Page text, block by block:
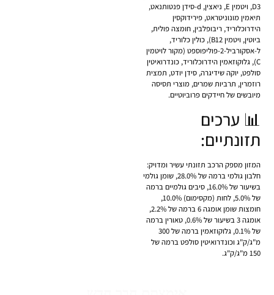
D3, ויטמין E, ניאצין, d-סידן פנטותנאט,
תיאמין מונוניטראט, פירידוקסין
הידרוכלוריד, ריבופלבין, חומצה פולית,
ביוטין, ויטמין B12), כולין כלוריד,
ל-אסקורביל-2-פוליפוספט (מקור לויטמין
C), גלוקוזאמין הידרוכלוריד, כונדרואיטין
סולפט, יוקה שידיגרה, סידן יודט, תמצית
רוזמרין, תרביות שמרים, מוצרי תסיסה
מיובשים של חיידקים פרוביוטיים.
📊 ערכים
תזונתיים:
המזון מספק הרכב תזונתי עשיר ומדויק:
חלבון גולמי ברמה של 28.0%, שומן גולמי
בשיעור של 16.0%, סיבים גולמיים ברמה
של 5.0%, לחות (מקסימום) 10.0%,
חומצות שומן אומגה 6 ברמה של 2.2%,
אומגה 3 בשיעור של 0.6%, טאורין ברמה
של 0.1%, גלוקוזאמין ברמה של 300
מ"ג/ק"ג וכונדרואיטין סולפט ברמה של
150 מ"ג/ק"ג.